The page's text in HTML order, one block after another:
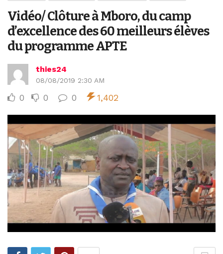
Vidéo/ Clôture à Mboro, du camp
d’excellence des 60 meilleurs élèves
du programme APTE
thies24
08/08/2019 2:30 AM
0 0 0 1,402